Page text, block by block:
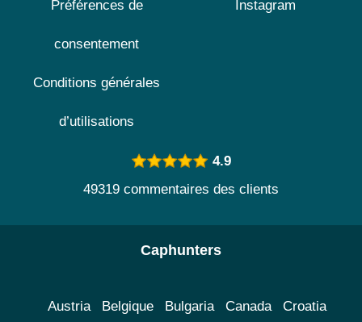
Préférences de
consentement
Conditions générales
d’utilisations
Instagram
4.9
49319 commentaires des clients
Caphunters
Austria Belgique Bulgaria Canada Croatia